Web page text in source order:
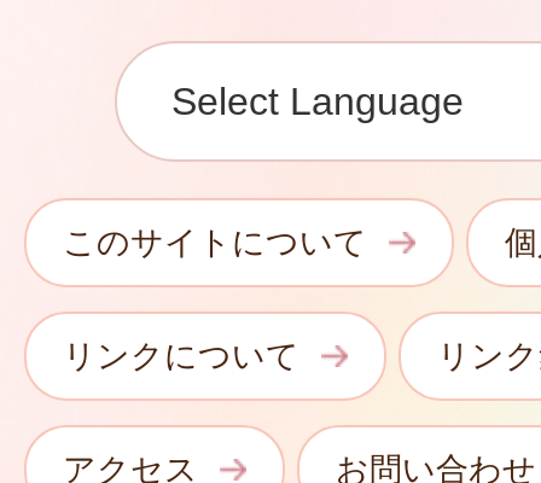
このサイトについて
リンクについて リン
アクセス お問い合わせ